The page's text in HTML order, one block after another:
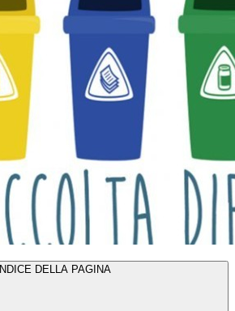
INDICE DELLA PAGINA